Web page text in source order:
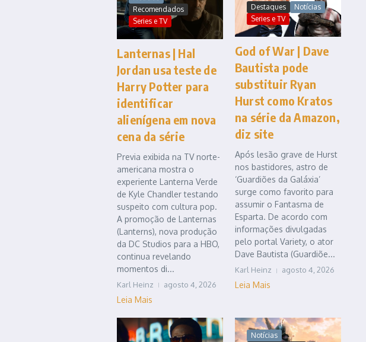
Recomendados
Series e TV
Lanternas | Hal
Jordan usa teste de
Harry Potter para
identificar
alienígena em nova
cena da série
Previa exibida na TV norte-
americana mostra o
experiente Lanterna Verde
de Kyle Chandler testando
suspeito com cultura pop.
A promoção de Lanternas
(Lanterns), nova produção
da DC Studios para a HBO,
continua revelando
momentos di...
Karl Heinz agosto 4, 2026
Leia Mais
Destaques
Notícias
Series e TV
God of War | Dave
Bautista pode
substituir Ryan
Hurst como Kratos
na série da Amazon,
diz site
Após lesão grave de Hurst
nos bastidores, astro de
‘Guardiões da Galáxia’
surge como favorito para
assumir o Fantasma de
Esparta. De acordo com
informações divulgadas
pelo portal Variety, o ator
Dave Bautista (Guardiõe...
Karl Heinz agosto 4, 2026
Leia Mais
Notícias